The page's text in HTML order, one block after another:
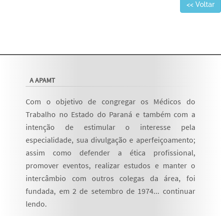
<< Voltar
A APAMT
Com o objetivo de congregar os Médicos do
Trabalho no Estado do Paraná e também com a
intenção de estimular o interesse pela
especialidade, sua divulgação e aperfeiçoamento;
assim como defender a ética profissional,
promover eventos, realizar estudos e manter o
intercâmbio com outros colegas da área, foi
fundada, em 2 de setembro de 1974... continuar
lendo.